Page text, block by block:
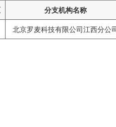
分支机构名称
北京罗麦科技有限公司江西分公